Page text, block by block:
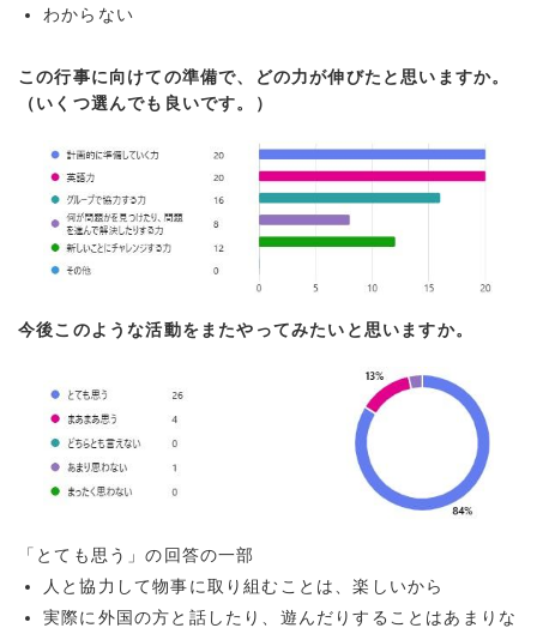
わからない
この行事に向けての準備で、どの力が伸びたと思いますか。
（いくつ選んでも良いです。）
今後このような活動をまたやってみたいと思いますか。
「とても思う」の回答の一部
人と協力して物事に取り組むことは、楽しいから
実際に外国の方と話したり、遊んだりすることはあまりな